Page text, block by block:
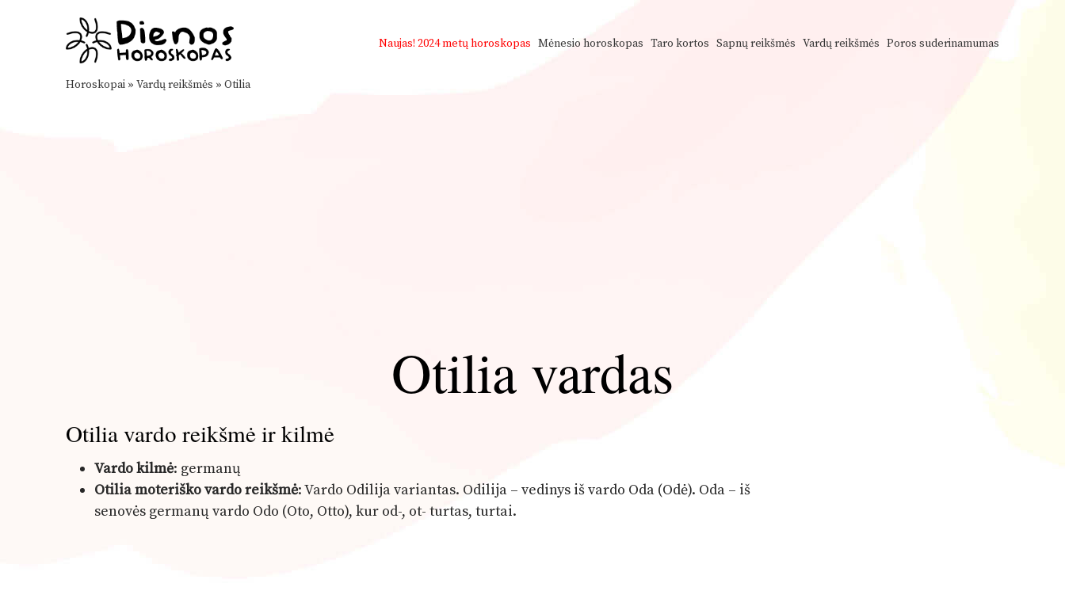
Naujas! 2024 metų horoskopas Mėnesio horoskopas Taro kortos Sapnų reikšmės Vardų reikšmės Poros suderinamumas
Horoskopai » Vardų reikšmės » Otilia
Otilia vardas
Otilia vardo reikšmė ir kilmė
Vardo kilmė: germanų
Otilia moteriško vardo reikšmė: Vardo Odilija variantas. Odilija – vedinys iš vardo Oda (Odė). Oda – iš
senovės germanų vardo Odo (Oto, Otto), kur od-, ot- turtas, turtai.